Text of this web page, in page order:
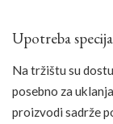
Upotreba
Na tržištu su
posebno za
proizvodi sadrže